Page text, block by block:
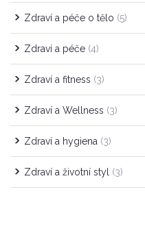
Zdraví a péče o tělo (5)
Zdraví a péče (4)
Zdraví a fitness (3)
Zdraví a Wellness (3)
Zdraví a hygiena (3)
Zdraví a životní styl (3)